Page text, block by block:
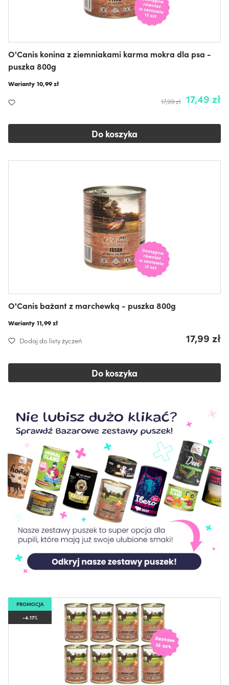
O'Canis konina z ziemniakami karma mokra dla psa -
puszka 800g
Warianty 10,99 zł
17,49 zł
17,99 zł
Do koszyka
O'Canis bażant z marchewką - puszka 800g
Warianty 11,99 zł
Dodaj do listy życzeń 17,99 zł
Do koszyka
PROMOCJA
-4.17%